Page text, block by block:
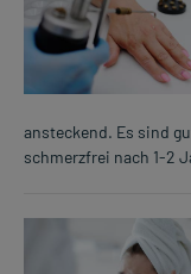
ansteckend. Es sind
schmerzfrei nach 1-2